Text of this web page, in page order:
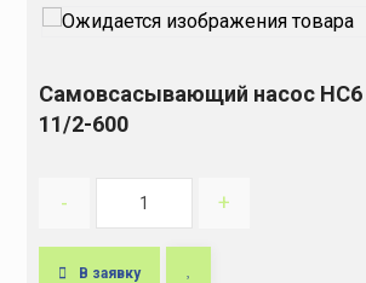
Самовсасывающий насос НС6
11/2-600
- +
В заявку